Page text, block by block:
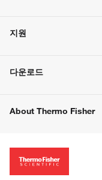
주문 방법
벌크 주문
지원
고객 센터
웹사이트 개선사항
다운로드
About Thermo Fisher
투자자